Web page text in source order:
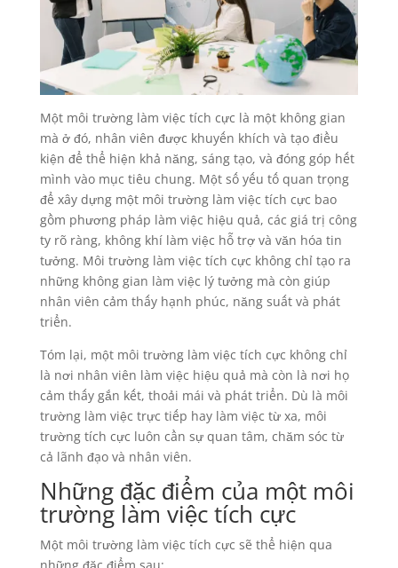
Một môi trường làm việc tích cực là một không gian
mà ở đó, nhân viên được khuyến khích và tạo điều
kiện để thể hiện khả năng, sáng tạo, và đóng góp hết
mình vào mục tiêu chung. Một số yếu tố quan trọng
để xây dựng một môi trường làm việc tích cực bao
gồm phương pháp làm việc hiệu quả, các giá trị công
ty rõ ràng, không khí làm việc hỗ trợ và văn hóa tin
tưởng. Môi trường làm việc tích cực không chỉ tạo ra
những không gian làm việc lý tưởng mà còn giúp
nhân viên cảm thấy hạnh phúc, năng suất và phát
triển.
Tóm lại, một môi trường làm việc tích cực không chỉ
là nơi nhân viên làm việc hiệu quả mà còn là nơi họ
cảm thấy gắn kết, thoải mái và phát triển. Dù là môi
trường làm việc trực tiếp hay làm việc từ xa, môi
trường tích cực luôn cần sự quan tâm, chăm sóc từ
cả lãnh đạo và nhân viên.
Những đặc điểm của một môi
trường làm việc tích cực
Một môi trường làm việc tích cực sẽ thể hiện qua